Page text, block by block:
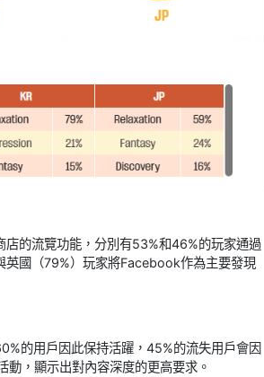
店的流覽功能，分別有53%和46%的玩家通過
英國（79%）玩家將Facebook作為主要發現
的用戶因此保持活躍，45%的流失用戶會因
，顯示出對內容深度的更高要求。